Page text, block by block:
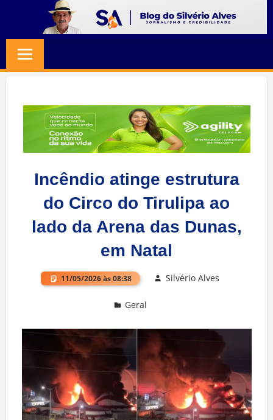
content
SILVERIO
ALVES
Jornalismo
Credibilidade
Incêndio atinge estrutura
do Circo do Tirulipa ao
lado da Arena das Dunas,
em Natal
11/05/2026 às 08:38 Silvério Alves
Geral